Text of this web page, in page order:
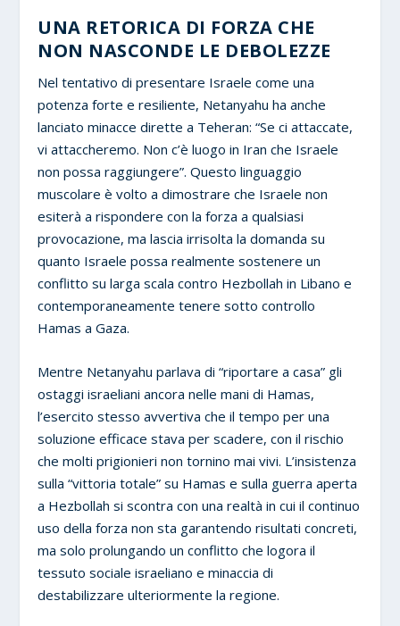
UNA RETORICA DI FORZA CHE
NON NASCONDE LE DEBOLEZZE
Nel tentativo di presentare Israele come una
potenza forte e resiliente, Netanyahu ha anche
lanciato minacce dirette a Teheran: “Se ci attaccate,
vi attaccheremo. Non c’è luogo in Iran che Israele
non possa raggiungere”. Questo linguaggio
muscolare è volto a dimostrare che Israele non
esiterà a rispondere con la forza a qualsiasi
provocazione, ma lascia irrisolta la domanda su
quanto Israele possa realmente sostenere un
conflitto su larga scala contro Hezbollah in Libano e
contemporaneamente tenere sotto controllo
Hamas a Gaza.
Mentre Netanyahu parlava di “riportare a casa” gli
ostaggi israeliani ancora nelle mani di Hamas,
l’esercito stesso avvertiva che il tempo per una
soluzione efficace stava per scadere, con il rischio
che molti prigionieri non tornino mai vivi. L’insistenza
sulla “vittoria totale” su Hamas e sulla guerra aperta
a Hezbollah si scontra con una realtà in cui il continuo
uso della forza non sta garantendo risultati concreti,
ma solo prolungando un conflitto che logora il
tessuto sociale israeliano e minaccia di
destabilizzare ulteriormente la regione.